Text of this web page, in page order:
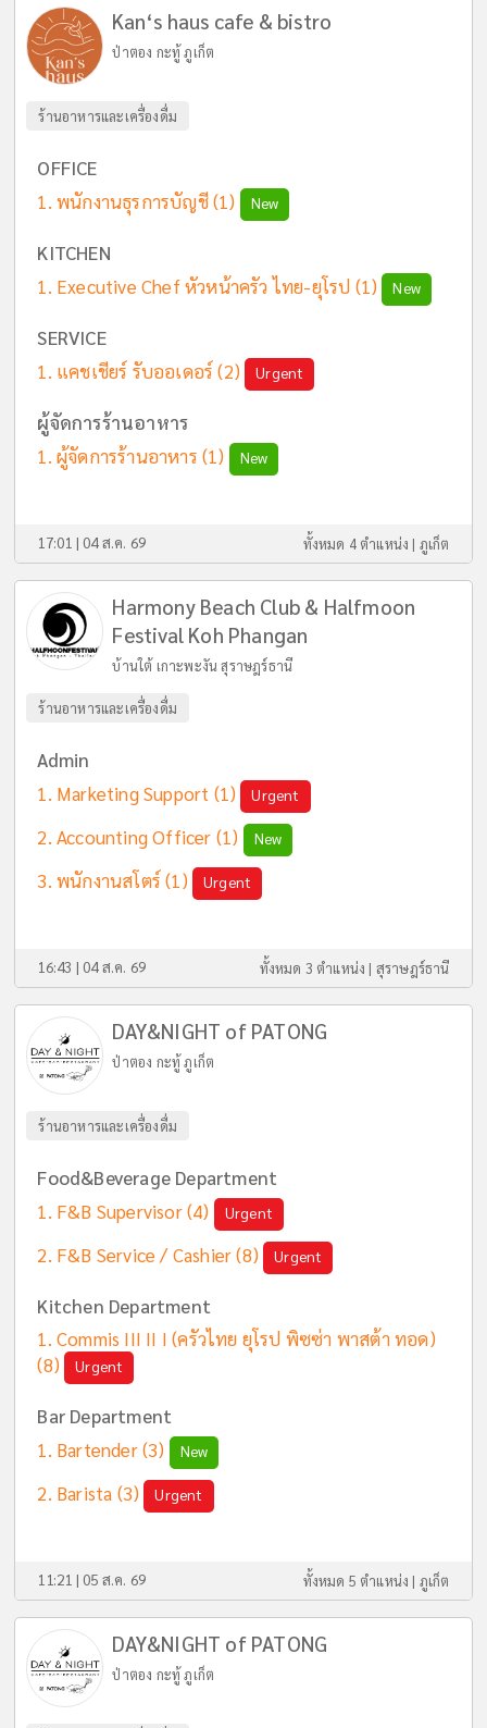
Kan‘s haus cafe & bistro
ป่าตอง กะทู้ ภูเก็ต
ร้านอาหารและเครื่องดื่ม
OFFICE
พนักงานธุรการบัญชี(1) New
KITCHEN
Executive Chef หัวหน้าครัว ไทย-ยุโรป (1) New
SERVICE
แคชเชียร์ รับออเดอร์ (2) Urgent
ผู้จัดการร้านอาหาร
ผู้จัดการร้านอาหาร (1) New
17:01 | 04 ส.ค. 69 ทั้งหมด 4 ตำแหน่ง | ภูเก็ต
Harmony Beach Club & Halfmoon
Festival Koh Phangan
บ้านใต้ เกาะพะงัน สุราษฎร์ธานี
ร้านอาหารและเครื่องดื่ม
Admin
Marketing Support (1) Urgent
Accounting Officer (1) New
พนักงานสโตร์ (1) Urgent
16:43 | 04 ส.ค. 69 ทั้งหมด 3 ตำแหน่ง | สุราษฎร์ธานี
DAY&NIGHT of PATONG
ป่าตอง กะทู้ ภูเก็ต
ร้านอาหารและเครื่องดื่ม
Food&Beverage Department
F&B Supervisor(4) Urgent
F&B Service / Cashier(8) Urgent
Kitchen Department
Commis III II I (ครัวไทย ยุโรป พิซซ่า พาสต้า ทอด)
(8)
Urgent
Bar Department
Bartender(3) New
Barista (3) Urgent
11:21 | 05 ส.ค. 69 ทั้งหมด 5 ตำแหน่ง | ภูเก็ต
DAY&NIGHT of PATONG
ป่าตอง กะทู้ ภูเก็ต